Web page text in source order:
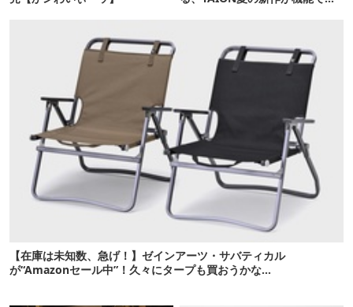
【在庫は未知数、急げ！】ゼインアーツ・サバティカル
が“Amazonセール中”！久々にタープも買おうかな…